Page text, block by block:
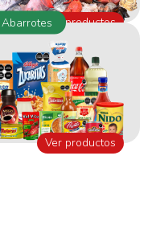
Ver productos
Abarrotes
Ver productos